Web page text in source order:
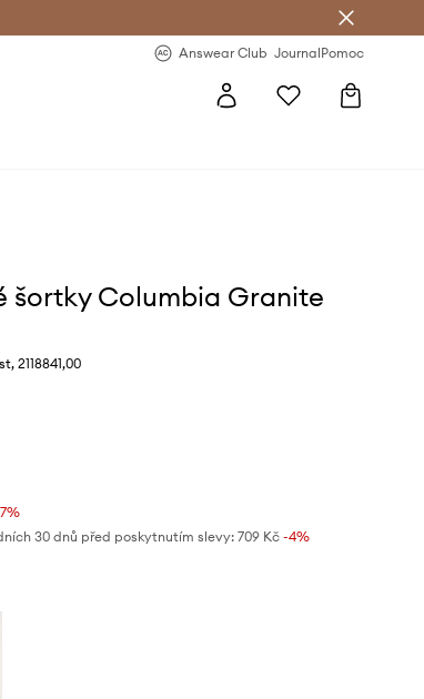
Answear Club JournalPomoc
šortky Columbia Granite
2118841,00
30 dnů před poskytnutím slevy: 709 Kč -4%